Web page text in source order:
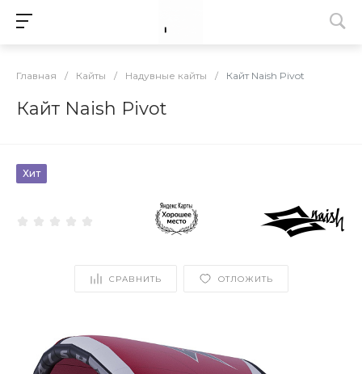
Главная / Кайты / Надувные кайты / Кайт Naish Pivot
Кайт Naish Pivot
Хит
СРАВНИТЬ ОТЛОЖИТЬ